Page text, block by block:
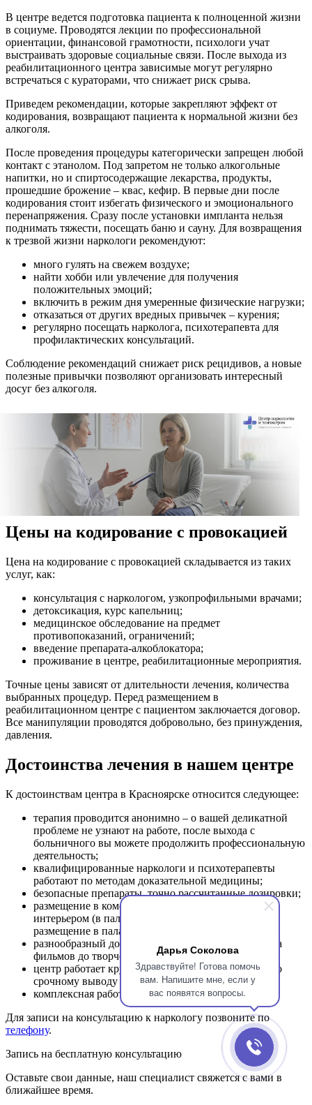
Дарья Соколова
Здравствуйте! Готова помочь
вам. Напишите мне, если у
вас появятся вопросы.
В центре ведется подготовка пациента к полноценной жизни
в социуме. Проводятся лекции по профессиональной
ориентации, финансовой грамотности, психологи учат
выстраивать здоровые социальные связи. После выхода из
реабилитационного центра зависимые могут регулярно
встречаться с кураторами, что снижает риск срыва.
Приведем рекомендации, которые закрепляют эффект от
кодирования, возвращают пациента к нормальной жизни без
алкоголя.
После проведения процедуры категорически запрещен любой
контакт с этанолом. Под запретом не только алкогольные
напитки, но и спиртосодержащие лекарства, продукты,
прошедшие брожение – квас, кефир. В первые дни после
кодирования стоит избегать физического и эмоционального
перенапряжения. Сразу после установки импланта нельзя
поднимать тяжести, посещать баню и сауну. Для возвращения
к трезвой жизни наркологи рекомендуют:
много гулять на свежем воздухе;
найти хобби или увлечение для получения
положительных эмоций;
включить в режим дня умеренные физические нагрузки;
отказаться от других вредных привычек – курения;
регулярно посещать нарколога, психотерапевта для
профилактических консультаций.
Соблюдение рекомендаций снижает риск рецидивов, а новые
полезные привычки позволяют организовать интересный
досуг без алкоголя.
Цены на кодирование с провокацией
Цена на кодирование с провокацией складывается из таких
услуг, как:
консультация с наркологом, узкопрофильными врачами;
детоксикация, курс капельниц;
медицинское обследование на предмет
противопоказаний, ограничений;
введение препарата-алкоблокатора;
проживание в центре, реабилитационные мероприятия.
Точные цены зависят от длительности лечения, количества
выбранных процедур. Перед размещением в
реабилитационном центре с пациентом заключается договор.
Все манипуляции проводятся добровольно, без принуждения,
давления.
Достоинства лечения в нашем центре
К достоинствам центра в Красноярске относится следующее:
терапия проводится анонимно – о вашей деликатной
проблеме не узнают на работе, после выхода с
больничного вы можете продолжить профессиональную
деятельность;
квалифицированные наркологи и психотерапевты
работают по методам доказательной медицины;
безопасные препараты, точно рассчитанные дозировки;
размещение в комфортабельных палатах с уютным
интерьером (в палате есть душ и туалет, возможно
размещение в палатах для одного человека);
разнообразный досуг для пациентов – от просмотра
фильмов до творчества и занятий спортом;
центр работает круглосуточно, оказывает услуги по
срочному выводу из запоя, детоксикации;
комплексная работа минимизирует риск срывов.
Для записи на консультацию к наркологу позвоните по
телефону.
Запись на бесплатную консультацию
Оставьте свои данные, наш специалист свяжется с вами в
ближайшее время.